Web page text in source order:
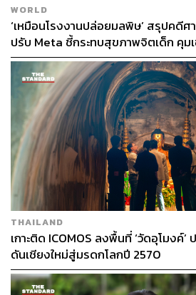
ตั้งแต่ 1 ตุลาคมเป็นต้นไป จะเริ่มเคลื่อ
ไว้ยังสวนสัตว์ทั่วประเทศ
และตั้งแต่ 1 ตุลาคมเป็นต้นไป สถานที่
ความทรงจำ
WORLD
‘เหมือนโรงงานปล่อยมลพิษ’ สรุปคดีศ
ปรับ Meta ชี้กระทบสุขภาพจิตเด็ก คุม
THAILAND
เกาะติด ICOMOS ลงพื้นที่ ‘วัดอุโมงค์’
ดันเชียงใหม่สู่มรดกโลกปี 2570